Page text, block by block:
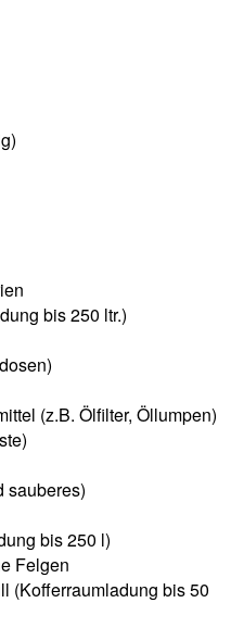
bis 250 ltr.)
(z.B. Ölfilter, Öllumpen)
sauberes)
bis 250 l)
Felgen
(Kofferraumladung bis 50